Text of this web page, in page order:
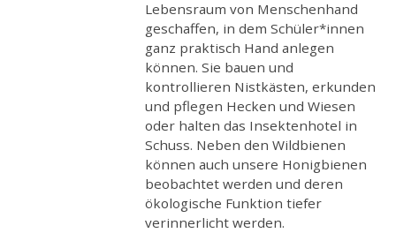
Lebensraum von Menschenhand
geschaffen, in dem Schüler*innen
ganz praktisch Hand anlegen
können. Sie bauen und
kontrollieren Nistkästen, erkunden
und pflegen Hecken und Wiesen
oder halten das Insektenhotel in
Schuss. Neben den Wildbienen
können auch unsere Honigbienen
beobachtet werden und deren
ökologische Funktion tiefer
verinnerlicht werden.